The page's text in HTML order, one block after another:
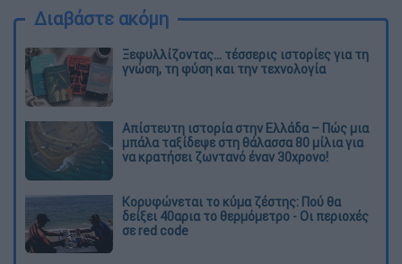
Διαβάστε ακόμη
Ξεφυλλίζοντας... τέσσερις ιστορίες για τη
γνώση, τη φύση και την τεχνολογία
Απίστευτη ιστορία στην Ελλάδα – Πώς μια
μπάλα ταξίδεψε στη θάλασσα 80 μίλια για
να κρατήσει ζωντανό έναν 30χρονο!
Κορυφώνεται το κύμα ζέστης: Πού θα
δείξει 40αρια το θερμόμετρο - Οι περιοχές
σε red code